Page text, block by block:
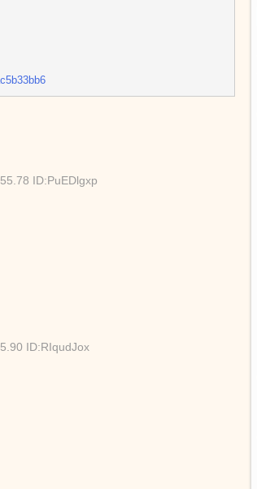
ID:PuEDlgxp
ID:RIqudJox